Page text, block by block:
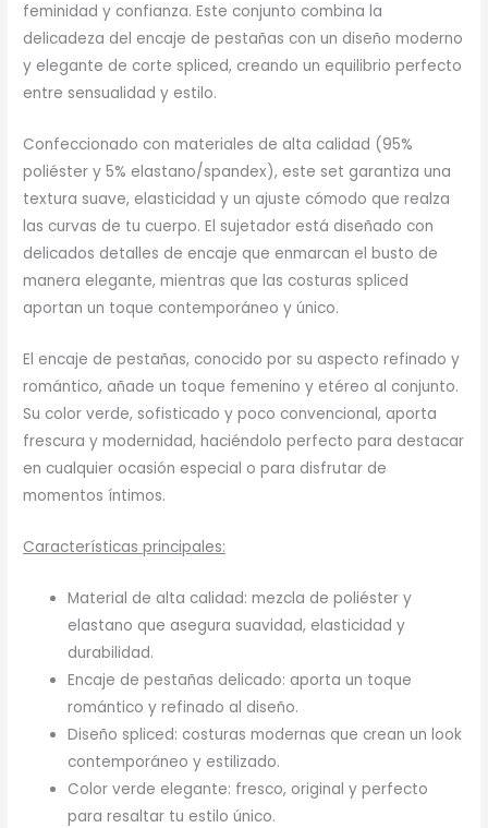
feminidad y confianza. Este conjunto combina la
delicadeza del encaje de pestañas con un diseño moderno
y elegante de corte spliced, creando un equilibrio perfecto
entre sensualidad y estilo.
Confeccionado con materiales de alta calidad (95%
poliéster y 5% elastano/spandex), este set garantiza una
textura suave, elasticidad y un ajuste cómodo que realza
las curvas de tu cuerpo. El sujetador está diseñado con
delicados detalles de encaje que enmarcan el busto de
manera elegante, mientras que las costuras spliced
aportan un toque contemporáneo y único.
El encaje de pestañas, conocido por su aspecto refinado y
romántico, añade un toque femenino y etéreo al conjunto.
Su color verde, sofisticado y poco convencional, aporta
frescura y modernidad, haciéndolo perfecto para destacar
en cualquier ocasión especial o para disfrutar de
momentos íntimos.
Características principales:
Material de alta calidad: mezcla de poliéster y
elastano que asegura suavidad, elasticidad y
durabilidad.
Encaje de pestañas delicado: aporta un toque
romántico y refinado al diseño.
Diseño spliced: costuras modernas que crean un look
contemporáneo y estilizado.
Color verde elegante: fresco, original y perfecto
para resaltar tu estilo único.